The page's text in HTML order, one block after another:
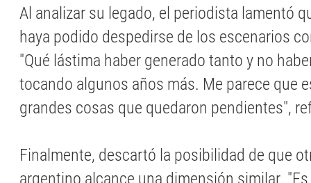
Al analizar su legado, el periodista lamentó
haya podido despedirse de los escenarios
"Qué lástima haber generado tanto y no
tocando algunos años más. Me parece que
grandes cosas que quedaron pendientes",
Finalmente, descartó la posibilidad de que
argentino alcance una dimensión similar.